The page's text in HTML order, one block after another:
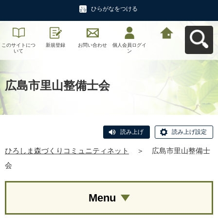
ひらがなをつける
このサイトにつ
いて
新規登録 お問い合わせ
個人会員ログイ
ン
広島市里山整備士会
読み上げ 読み上げ設定
ひろしま森づくりコミュニティネット ＞
広島市里山整備士
会
Menu